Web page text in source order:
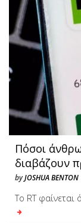
Πόσοι
διαβάζουν
byJOSHUA BENTON
Το RT φαίνεται